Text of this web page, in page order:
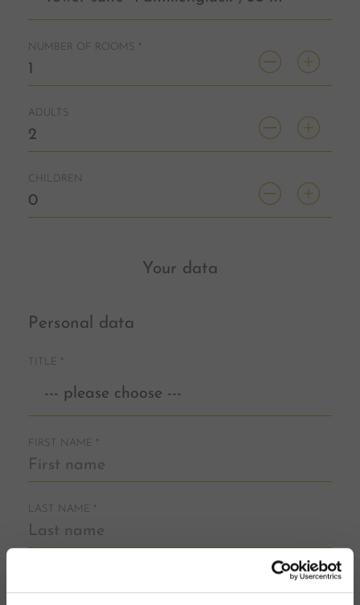
NUMBER OF ROOMS *
ADULTS
CHILDREN
Your data
Personal data
TITLE *
FIRST NAME *
LAST NAME *